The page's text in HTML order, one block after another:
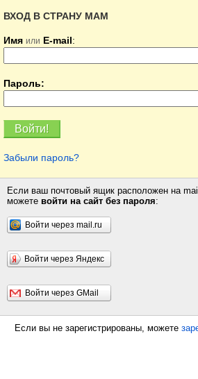
ВХОД В СТРАНУ МАМ
Имя или E-mail:
Пароль:
Забыли пароль?
Если ваш почтовый ящик расположен на
можете войти на сайт без пароля:
Войти через mail.ru
Войти через Яндекс
Войти через GMail
Если вы не зарегистрированы, можете